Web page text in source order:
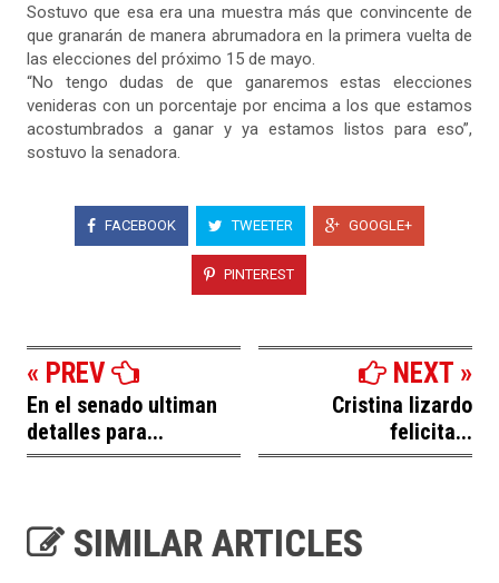
Sostuvo que esa era una muestra más que convincente de
que granarán de manera abrumadora en la primera vuelta de
las elecciones del próximo 15 de mayo.
“No tengo dudas de que ganaremos estas elecciones
venideras con un porcentaje por encima a los que estamos
acostumbrados a ganar y ya estamos listos para eso”,
sostuvo la senadora.
FACEBOOK TWEETER GOOGLE+
PINTEREST
« PREV
En el senado ultiman
detalles para...
NEXT »
Cristina lizardo
felicita...
SIMILAR ARTICLES